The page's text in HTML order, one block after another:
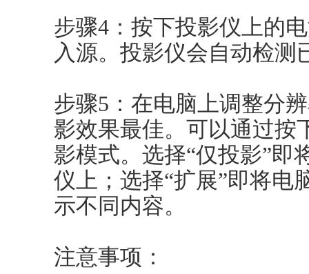
步骤4：按下投影仪上的
入源。投影仪会自动检测
步骤5：在电脑上调整分
影效果最佳。可以通过按
影模式。选择“仅投影”即
仪上；选择“扩展”即将电
示不同内容。
注意事项：